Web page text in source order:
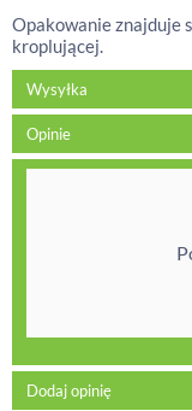
Opakowanie znajduje
kroplującej.
Wysyłka
Opinie
Dodaj opinię